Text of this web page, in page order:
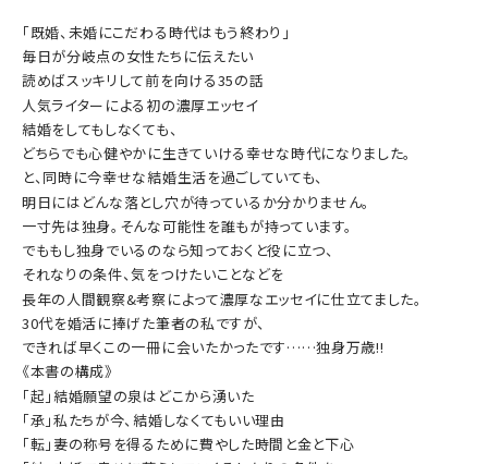
「既婚、未婚にこだわる時代はもう終わり」
毎日が分岐点の女性たちに伝えたい
読めばスッキリして前を向ける35の話
人気ライターによる初の濃厚エッセイ
結婚をしてもしなくても、
どちらでも心健やかに生きていける幸せな時代になりました。
と、同時に今幸せな結婚生活を過ごしていても、
明日にはどんな落とし穴が待っているか分かりません。
一寸先は独身。そんな可能性を誰もが持っています。
でももし独身でいるのなら知っておくと役に立つ、
それなりの条件、気をつけたいことなどを
長年の人間観察&考察によって濃厚なエッセイに仕立てました。
30代を婚活に捧げた筆者の私ですが、
できれば早くこの一冊に会いたかったです……独身万歳!!
《本書の構成》
「起」結婚願望の泉はどこから湧いた
「承」私たちが今、結婚しなくてもいい理由
「転」妻の称号を得るために費やした時間と金と下心